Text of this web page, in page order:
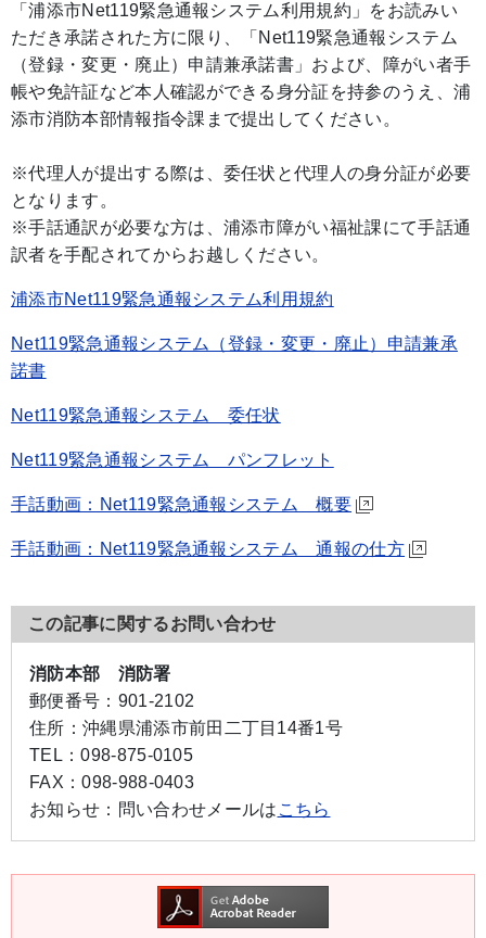
「浦添市Net119緊急通報システム利用規約」をお読みい
ただき承諾された方に限り、「Net119緊急通報システム
（登録・変更・廃止）申請兼承諾書」および、障がい者手
帳や免許証など本人確認ができる身分証を持参のうえ、浦
添市消防本部情報指令課まで提出してください。
※代理人が提出する際は、委任状と代理人の身分証が必要
となります。
※手話通訳が必要な方は、浦添市障がい福祉課にて手話通
訳者を手配されてからお越しください。
浦添市Net119緊急通報システム利用規約
Net119緊急通報システム（登録・変更・廃止）申請兼承
諾書
Net119緊急通報システム 委任状
Net119緊急通報システム パンフレット
手話動画：Net119緊急通報システム 概要
手話動画：Net119緊急通報システム 通報の仕方
この記事に関するお問い合わせ
消防本部 消防署
郵便番号： 901-2102
住所： 沖縄県浦添市前田二丁目14番1号
TEL：098-875-0105
FAX：098-988-0403
お知らせ： 問い合わせメールは こちら